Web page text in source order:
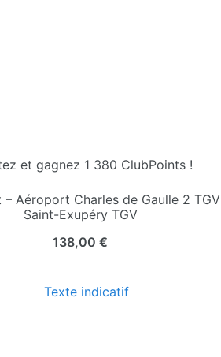
et gagnez 1 380 ClubPoints !
– Aéroport Charles de Gaulle 2
Saint-Exupéry TGV
138,00 €